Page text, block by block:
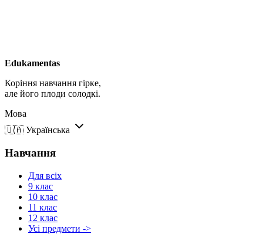
Edukamentas
Коріння навчання гірке,
але його плоди солодкі.
Мова
🇺🇦 Українська
Навчання
Для всіх
9 клас
10 клас
11 клас
12 клас
Усі предмети ->